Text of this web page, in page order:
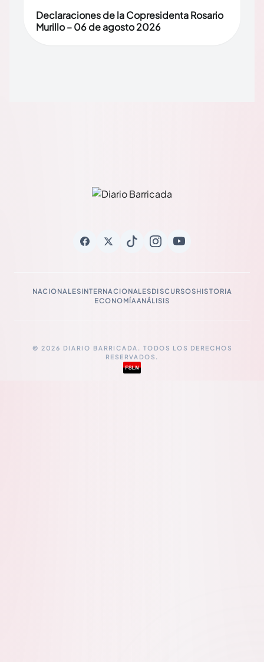
Declaraciones de la Copresidenta Rosario
Murillo – 06 de agosto 2026
NACIONALESINTERNACIONALESDISCURSOSHISTORIA
ECONOMÍAANÁLISIS
© 2026 DIARIO BARRICADA. TODOS LOS DERECHOS
RESERVADOS.